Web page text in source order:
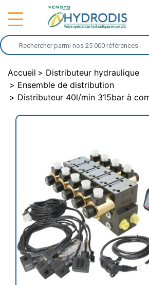
Accueil
Distributeur hydraulique
Ensemble de distribution
Distributeur 40l/min 315bar à